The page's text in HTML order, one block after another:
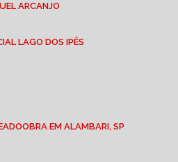
ARCANJO
LAGO DOS IPÊS
OBRA EM ALAMBARI, SP